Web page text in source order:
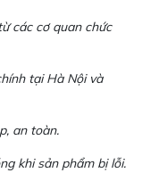
các cơ quan chức
tại Hà Nội và
an toàn.
khi sản phẩm bị lỗi.